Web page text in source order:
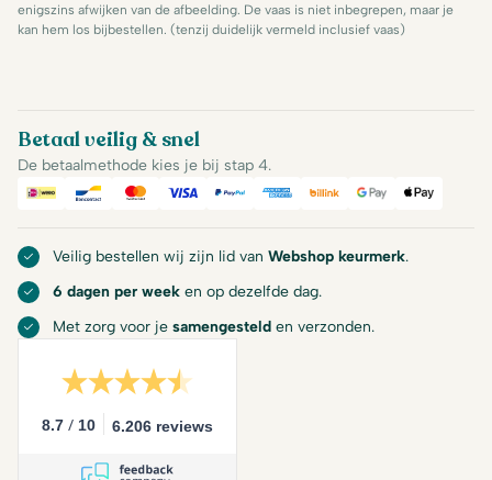
enigszins afwijken van de afbeelding. De vaas is niet inbegrepen, maar je
kan hem los bijbestellen. (tenzij duidelijk vermeld inclusief vaas)
Betaal veilig & snel
De betaalmethode kies je bij stap 4.
iDeal Bancontact
Mastercard
Visa PayPalAmerican Express
BillinkGoogle Pay
Apple
Veilig bestellen wij zijn lid van Webshop keurmerk.
6 dagen per week en op dezelfde dag.
Met zorg voor je samengesteld en verzonden.
8.7 / 10 6.206 reviews